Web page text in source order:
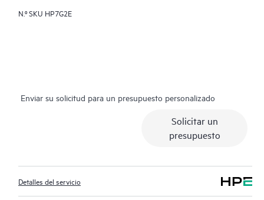
N.º SKU HP7G2E
Enviar su solicitud para un presupuesto personalizado
Solicitar un
presupuesto
Detalles del servicio